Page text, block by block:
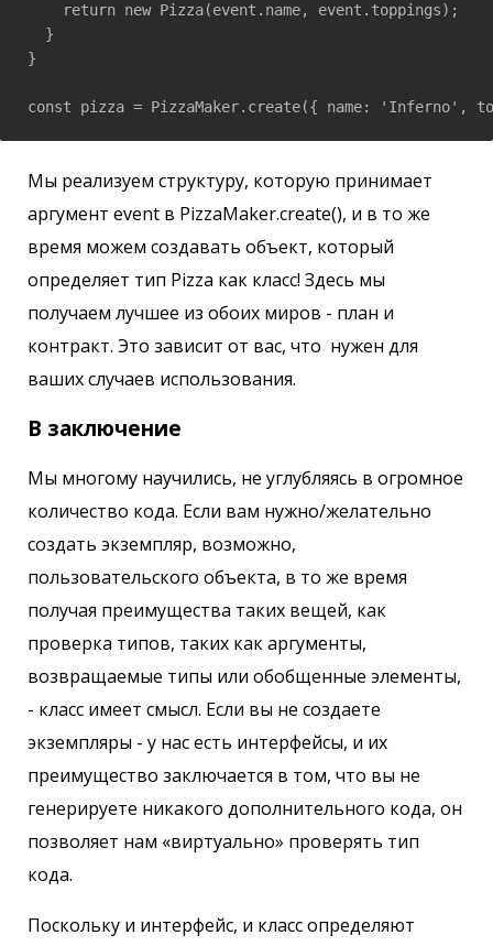
    return new Pizza(event.name, event.toppings);
  }
}
Мы реализуем структуру, которую принимает
аргумент event в PizzaMaker.create(), и в то же
время можем создавать объект, который
определяет тип Pizza как класс! Здесь мы
получаем лучшее из обоих миров - план и
контракт. Это зависит от вас, что нужен для
ваших случаев использования.
В заключение
Мы многому научились, не углубляясь в огромное
количество кода. Если вам нужно/желательно
создать экземпляр, возможно,
пользовательского объекта, в то же время
получая преимущества таких вещей, как
проверка типов, таких как аргументы,
возвращаемые типы или обобщенные элементы,
- класс имеет смысл. Если вы не создаете
экземпляры - у нас есть интерфейсы, и их
преимущество заключается в том, что вы не
генерируете никакого дополнительного кода, он
позволяет нам «виртуально» проверять тип
кода.
Поскольку и интерфейс, и класс определяют